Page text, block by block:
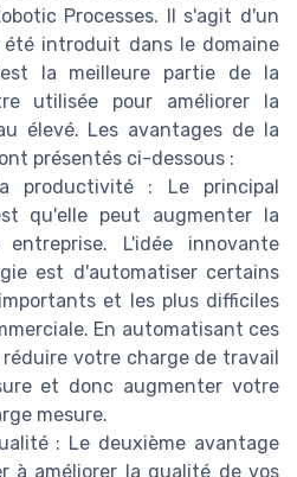
Processes. Il s'agit d'un
introduit dans le domaine
la meilleure partie de la
utilisée pour améliorer la
élevé. Les avantages de la
présentés ci-dessous :
productivité : Le principal
qu'elle peut augmenter la
L'idée innovante
est d'automatiser certains
et les plus difficiles
En automatisant ces
votre charge de travail
et donc augmenter votre
mesure.
: Le deuxième avantage
à améliorer la qualité de vos